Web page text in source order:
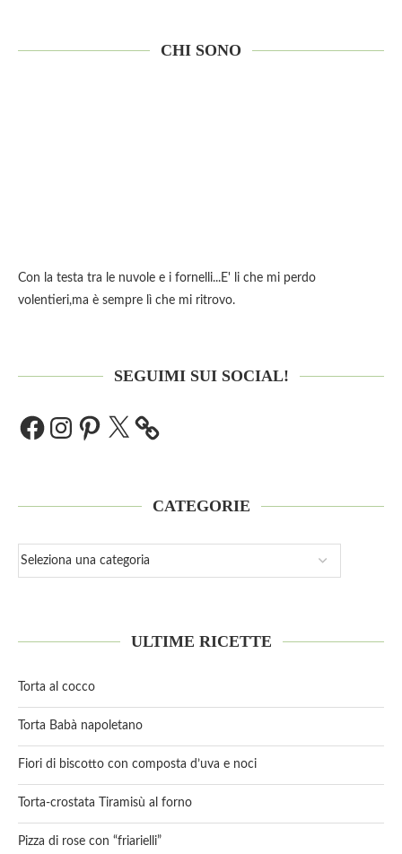
CHI SONO
Con la testa tra le nuvole e i fornelli...E' li che mi perdo
volentieri,ma è sempre lì che mi ritrovo.
SEGUIMI SUI SOCIAL!
CATEGORIE
ULTIME RICETTE
Torta al cocco
Torta Babà napoletano
Fiori di biscotto con composta d’uva e noci
Torta-crostata Tiramisù al forno
Pizza di rose con “friarielli”